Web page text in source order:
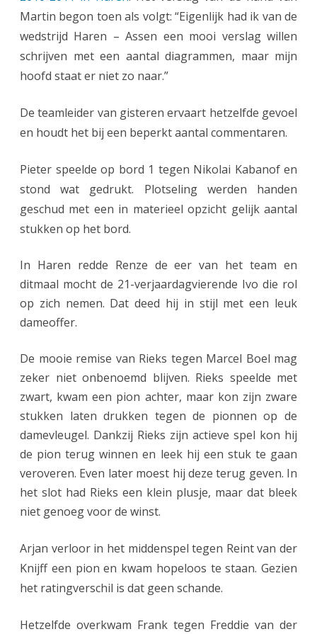
t
e
e
e
n
p
g
r
n
d
Martin begon toen als volgt: “Eigenlijk had ik van de
wedstrijd Haren – Assen een mooi verslag willen
schrijven met een aantal diagrammen, maar mijn
hoofd staat er niet zo naar.”
De teamleider van gisteren ervaart hetzelfde gevoel
en houdt het bij een beperkt aantal commentaren.
Pieter speelde op bord 1 tegen Nikolai Kabanof en
stond wat gedrukt. Plotseling werden handen
geschud met een in materieel opzicht gelijk aantal
stukken op het bord.
In Haren redde Renze de eer van het team en
ditmaal mocht de 21-verjaardagvierende Ivo die rol
op zich nemen. Dat deed hij in stijl met een leuk
dameoffer.
De mooie remise van Rieks tegen Marcel Boel mag
zeker niet onbenoemd blijven. Rieks speelde met
zwart, kwam een pion achter, maar kon zijn zware
stukken laten drukken tegen de pionnen op de
damevleugel. Dankzij Rieks zijn actieve spel kon hij
de pion terug winnen en leek hij een stuk te gaan
veroveren. Even later moest hij deze terug geven. In
het slot had Rieks een klein plusje, maar dat bleek
niet genoeg voor de winst.
Arjan verloor in het middenspel tegen Reint van der
Knijff een pion en kwam hopeloos te staan. Gezien
het ratingverschil is dat geen schande.
Hetzelfde overkwam Frank tegen Freddie van der